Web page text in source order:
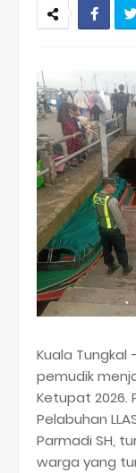
Kuala Tungkal
pemudik
Ketupat 2026.
Pelabuhan
Parmadi SH,
warga yang